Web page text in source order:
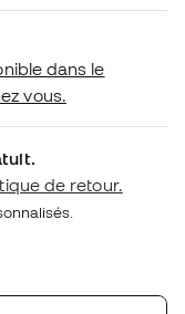
dans le
vous.
de retour.